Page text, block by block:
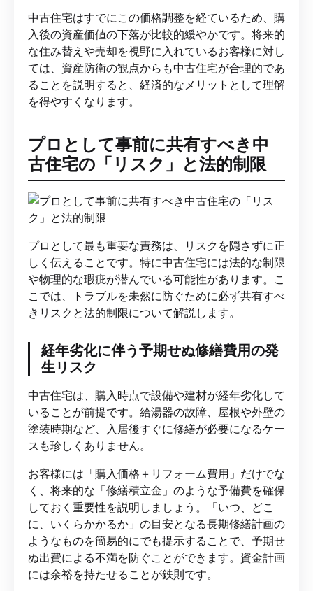
中古住宅はすでにこの価格調整を経ているため、購
入後の資産価値の下落が比較的緩やかです。将来的
な住み替えや売却を視野に入れているお客様に対し
ては、資産防衛の観点からも中古住宅が合理的であ
ることを説明すると、経済的なメリットとして理解
を得やすくなります。
プロとして事前に共有すべき中
古住宅の「リスク」と法的制限
プロとして最も重要な責務は、リスクを隠さずに正
しく伝えることです。特に中古住宅には法的な制限
や物理的な瑕疵が潜んでいる可能性があります。こ
こでは、トラブルを未然に防ぐために必ず共有すべ
きリスクと法的制限について解説します。
経年劣化に伴う予期せぬ修繕費用の発
生リスク
中古住宅は、購入時点で設備や建材が経年劣化して
いることが前提です。給湯器の故障、屋根や外壁の
塗装時期など、入居後すぐに修繕が必要になるケー
スも珍しくありません。
お客様には「購入価格＋リフォーム費用」だけでな
く、将来的な「修繕積立金」のような予備費を確保
しておく重要性を説明しましょう。「いつ、どこ
に、いくらかかるか」の目安となる長期修繕計画の
ようなものを簡易的にでも提示することで、予期せ
ぬ出費による不満を防ぐことができます。資金計画
には余裕を持たせることが鉄則です。